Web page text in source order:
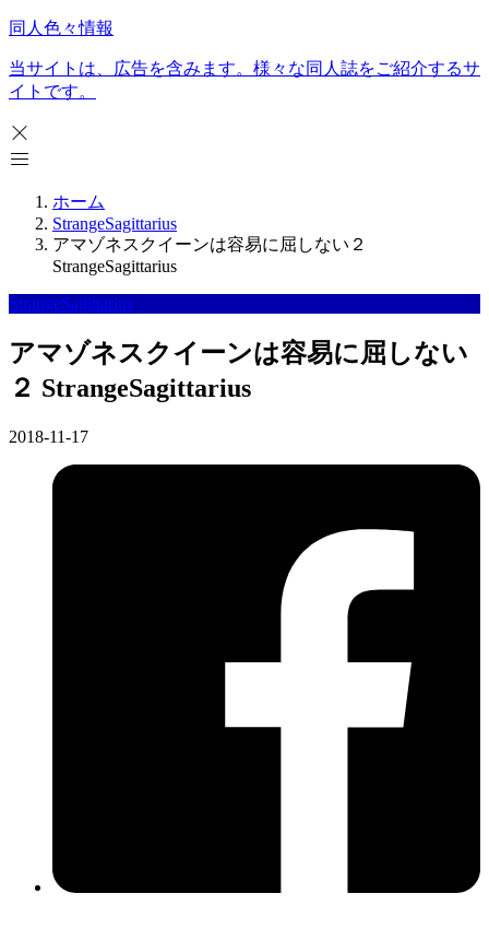
同人色々情報
当サイトは、広告を含みます。様々な同人誌をご紹介するサ
イトです。
ホーム
StrangeSagittarius
アマゾネスクイーンは容易に屈しない２
StrangeSagittarius
StrangeSagittarius
アマゾネスクイーンは容易に屈しない
２ StrangeSagittarius
2018-11-17